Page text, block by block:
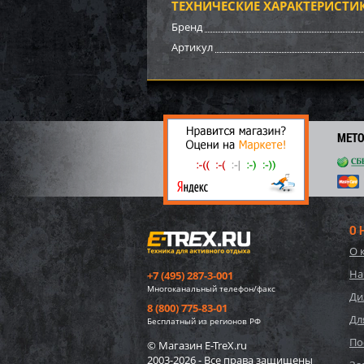
6
6
ТЕХНИЧЕСКИЕ
Бренд
Артикул
+7 (495) 287-3-001
Многоканальный телефон/факс
8 (800) 775-83-01
Бесплатный из регионов РФ
© Магазин E-TreX.ru
2003-2026 - Все права защищены
О
О